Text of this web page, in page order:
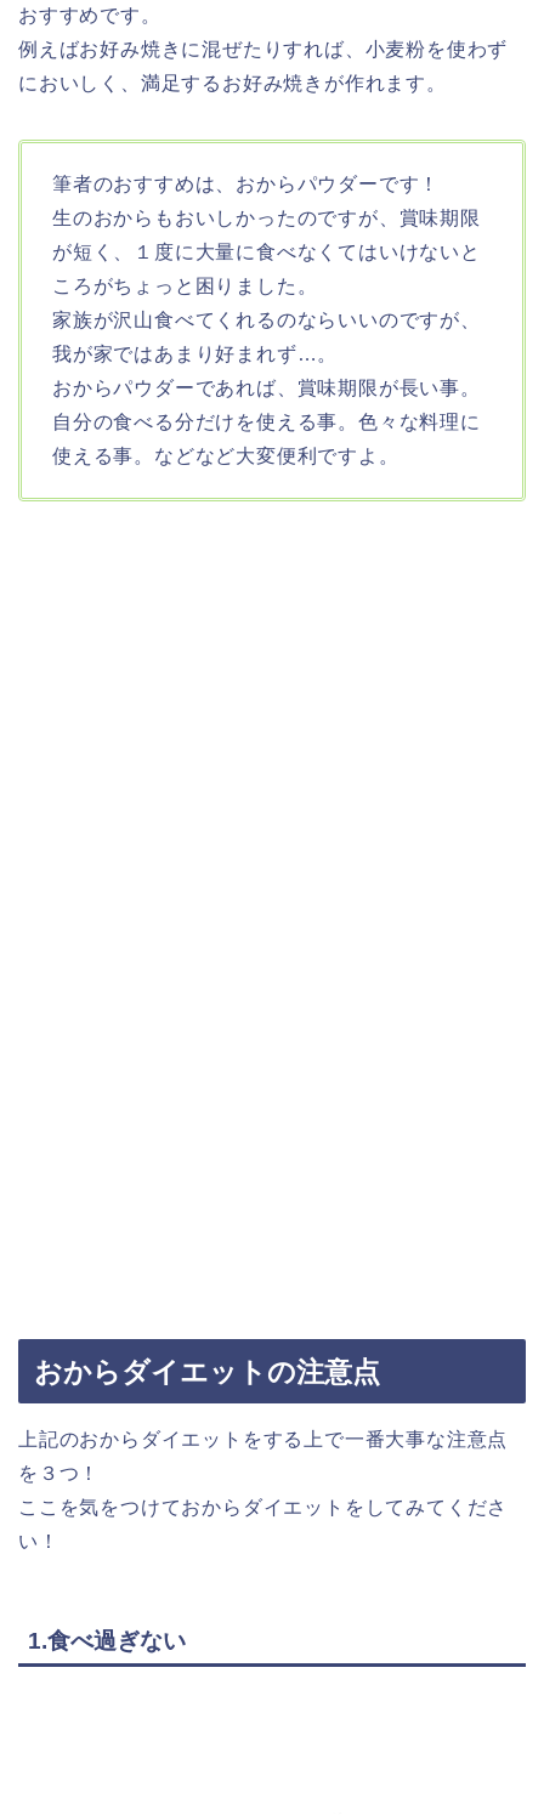
おすすめです。
例えばお好み焼きに混ぜたりすれば、小麦粉を使わず
においしく、満足するお好み焼きが作れます。
筆者のおすすめは、おからパウダーです！
生のおからもおいしかったのですが、賞味期限
が短く、１度に大量に食べなくてはいけないと
ころがちょっと困りました。
家族が沢山食べてくれるのならいいのですが、
我が家ではあまり好まれず…。
おからパウダーであれば、賞味期限が長い事。
自分の食べる分だけを使える事。色々な料理に
使える事。などなど大変便利ですよ。
おからダイエットの注意点
上記のおからダイエットをする上で一番大事な注意点
を３つ！
ここを気をつけておからダイエットをしてみてくださ
い！
1.食べ過ぎない